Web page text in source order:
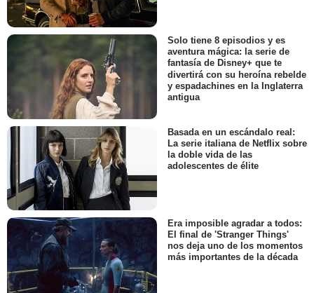
Solo tiene 8 episodios y es
aventura mágica: la serie de
fantasía de Disney+ que te
divertirá con su heroína rebelde
y espadachines en la Inglaterra
antigua
Basada en un escándalo real:
La serie italiana de Netflix sobre
la doble vida de las
adolescentes de élite
Era imposible agradar a todos:
El final de 'Stranger Things'
nos deja uno de los momentos
más importantes de la década